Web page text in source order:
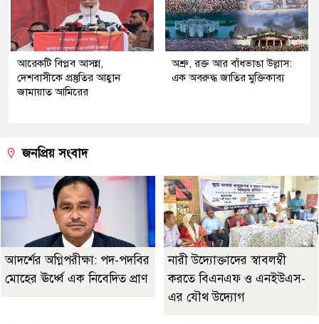
আরেকটি বিপ্লব আসন্ন,
দেশবাসীকে প্রস্তুতির আহ্বান
জামায়াত আমিরের
অশ্রু, রক্ত আর বাঁধভাঙা উল্লাস:
এক অবরুদ্ধ জাতির মুক্তিকাব্য
জনপ্রিয় সংবাদ
আদর্শের অগ্নিপরীক্ষা: পদ-পদবির
মোহের ঊর্ধ্বে এক নিবেদিত প্রাণ
নারী উদ্যোক্তাদের স্বাবলম্বী
করতে বিএনএফ ও এনইউএস-
এর যৌথ উদ্যোগ